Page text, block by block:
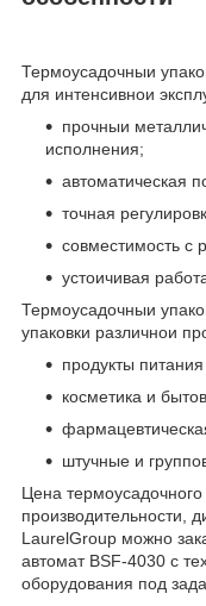
Термоусадочныи
для интенсивнои
прочныи
исполнения;
автоматическая
точная
совместимость с
устоичивая
Термоусадочныи
упаковки различнои
продукты
косметика и
штучные и
Цена термоусадочного
производительности,
LaurelGroup можно
автомат BSF-4030 с
оборудования под